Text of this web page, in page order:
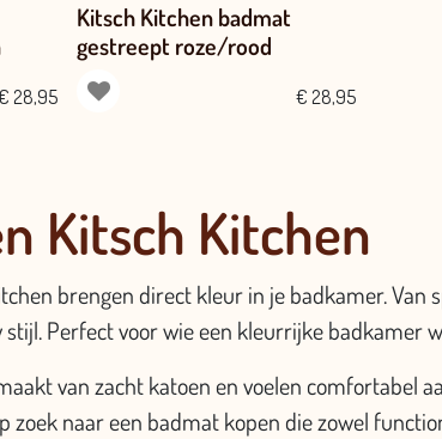
28,95
Kitsch Kitchen badmat
gestreept roze/rood
€ 28,95
Kitsch Kitchen
brengen direct kleur in je badkamer. Van
Perfect voor wie een kleurrijke badkamer
van zacht katoen en voelen comfortabel
zoek naar een badmat kopen die zowel